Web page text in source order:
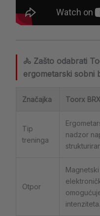
🚴 Zašto odabrati
ergometarski sobni
Značajka Toorx
Tip
treninga
nadzor
Otpor
intenziteta.